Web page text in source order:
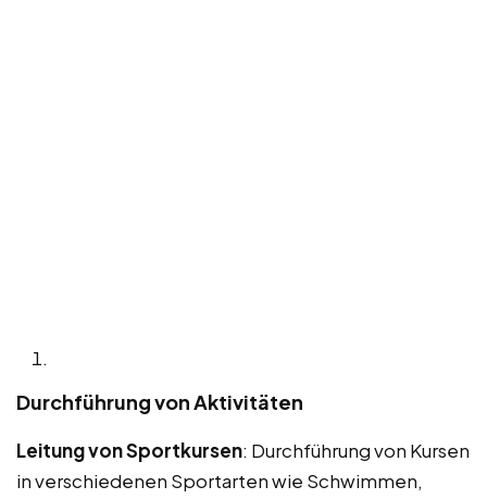
Durchführung von Aktivitäten
Leitung von Sportkursen: Durchführung von Kursen
in verschiedenen Sportarten wie Schwimmen,